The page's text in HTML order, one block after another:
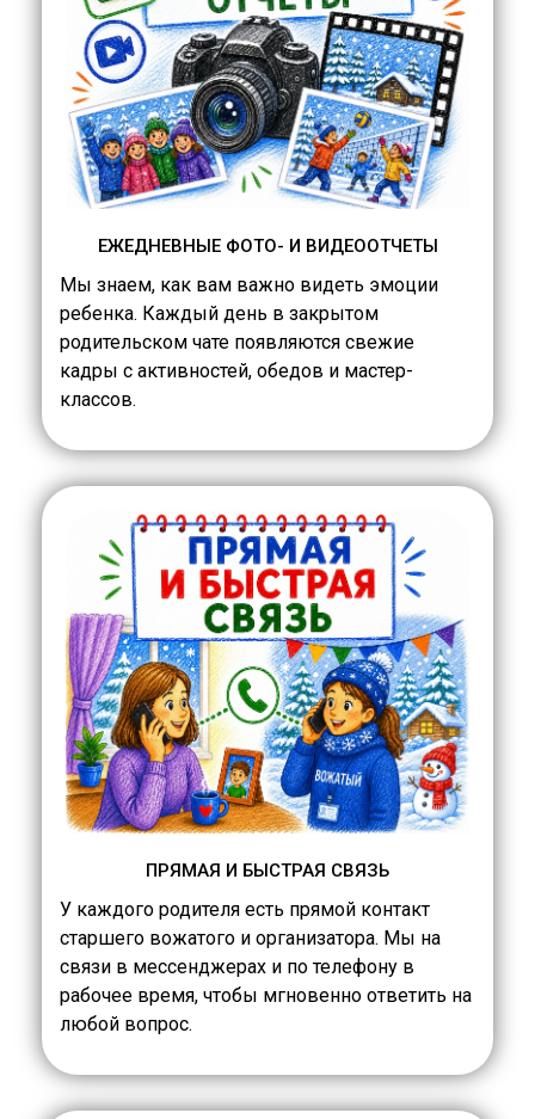
ЕЖЕДНЕВНЫЕ ФОТО- И ВИДЕООТЧЕТЫ
Мы знаем, как вам важно видеть эмоции
ребенка. Каждый день в закрытом
родительском чате появляются свежие
кадры с активностей, обедов и мастер-
классов.
ПРЯМАЯ И БЫСТРАЯ СВЯЗЬ
У каждого родителя есть прямой контакт
старшего вожатого и организатора. Мы на
связи в мессенджерах и по телефону в
рабочее время, чтобы мгновенно ответить на
любой вопрос.